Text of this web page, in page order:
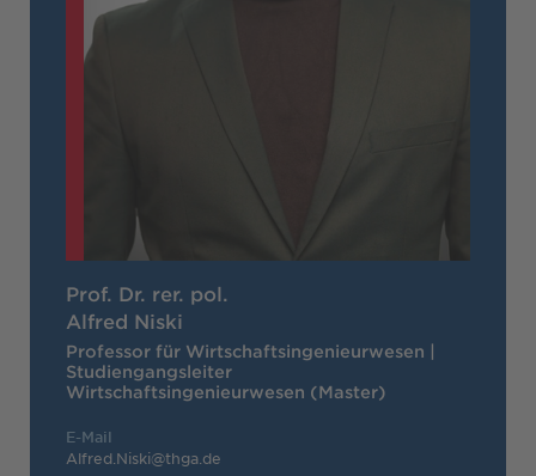
Prof. Dr. rer. pol.
Alfred Niski
Professor für Wirtschaftsingenieurwesen |
Studiengangsleiter
Wirtschaftsingenieurwesen (Master)
E-Mail
Alfred.Niski@thga.de